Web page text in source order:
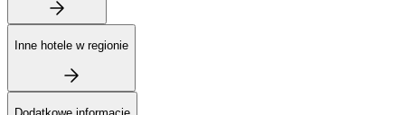
Inne hotele w regionie